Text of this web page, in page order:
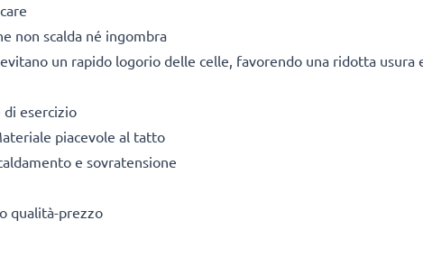
non scalda né ingombra
un rapido logorio delle celle, favorendo una ridotta usura
esercizio
piacevole al tatto
e sovratensione
qualità-prezzo